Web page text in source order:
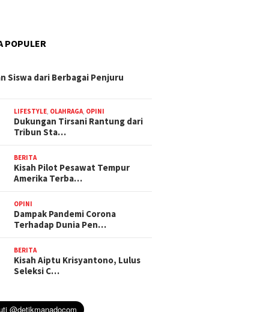
POPULER
Siswa dari Berbagai Penjuru
LIFESTYLE, OLAHRAGA, OPINI
Dukungan Tirsani Rantung dari
Tribun Sta…
BERITA
Kisah Pilot Pesawat Tempur
Amerika Terba…
OPINI
Dampak Pandemi Corona
Terhadap Dunia Pen…
BERITA
Kisah Aiptu Krisyantono, Lulus
Seleksi C…